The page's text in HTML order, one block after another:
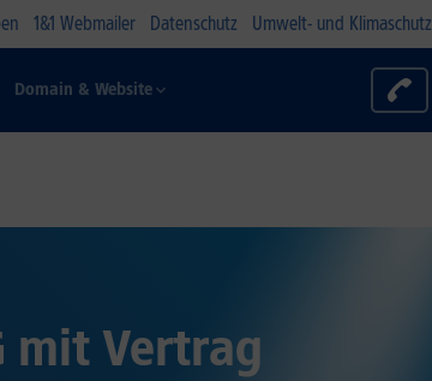
1&1 Webmailer Datenschutz Umwelt- und Klimaschutz
Domain & Website
mit Vertrag